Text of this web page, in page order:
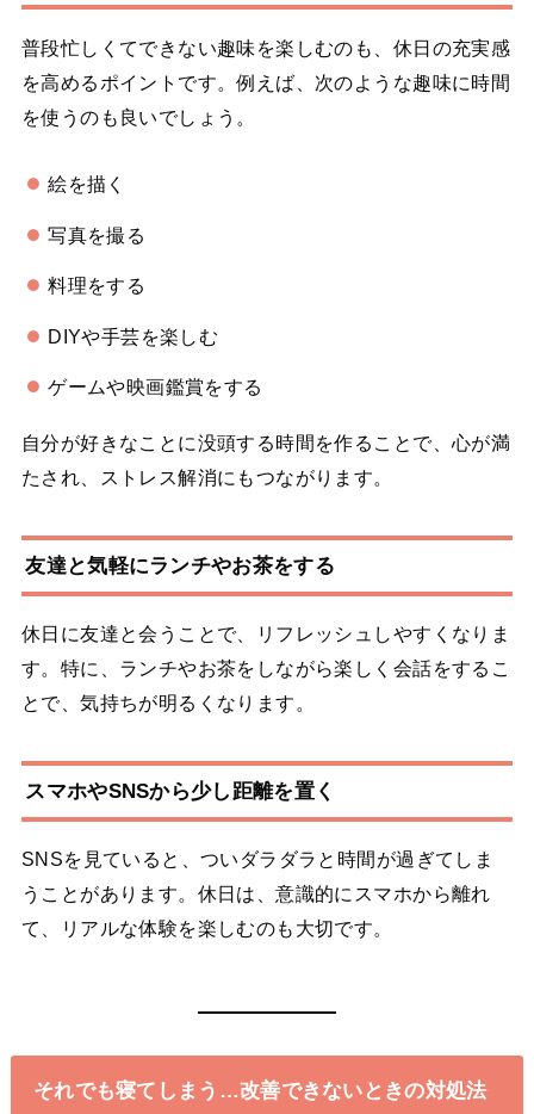
普段忙しくてできない趣味を楽しむのも、休日の充実感
を高めるポイントです。例えば、次のような趣味に時間
を使うのも良いでしょう。
絵を描く
写真を撮る
料理をする
DIYや手芸を楽しむ
ゲームや映画鑑賞をする
自分が好きなことに没頭する時間を作ることで、心が満
たされ、ストレス解消にもつながります。
友達と気軽にランチやお茶をする
休日に友達と会うことで、リフレッシュしやすくなりま
す。特に、ランチやお茶をしながら楽しく会話をするこ
とで、気持ちが明るくなります。
スマホやSNSから少し距離を置く
SNSを見ていると、ついダラダラと時間が過ぎてしま
うことがあります。休日は、意識的にスマホから離れ
て、リアルな体験を楽しむのも大切です。
それでも寝てしまう…改善できないときの対処法